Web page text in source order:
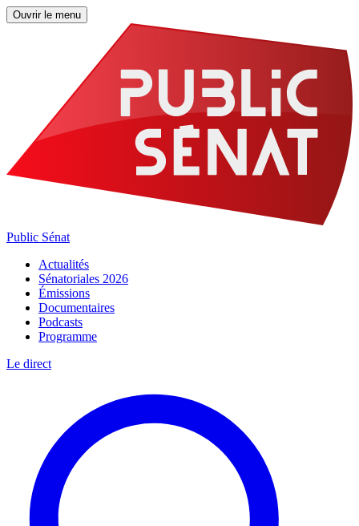
Ouvrir le menu
Public Sénat
Actualités
Sénatoriales 2026
Émissions
Documentaires
Podcasts
Programme
Le direct